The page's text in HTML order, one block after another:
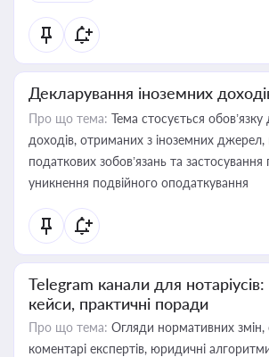
Декларування іноземних
Про що тема: Тема стосується
доходів, отриманих з іноземних джерел,
податкових зобов’язань та застосування
уникнення подвійного оподаткування
Telegram канали для
кейси, практичні поради
Про що тема: Огляди нормативних змін,
коментарі експертів, юридичні